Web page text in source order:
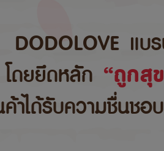
DODOLOVE แบ
โดยยึดหลัก “ถูกสุ
ค้าได้รับความชื่นช